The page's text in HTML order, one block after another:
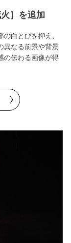
］を追加
白とびを抑え、
異なる前景や背景
の伝わる画像が得